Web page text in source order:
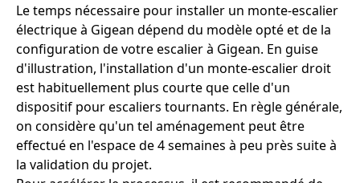
Le temps nécessaire pour installer un monte-escalier
électrique à Gigean dépend du modèle opté et de la
configuration de votre escalier à Gigean. En guise
d'illustration, l'installation d'un monte-escalier droit
est habituellement plus courte que celle d'un
dispositif pour escaliers tournants. En règle générale,
on considère qu'un tel aménagement peut être
effectué en l'espace de 4 semaines à peu près suite à
la validation du projet.